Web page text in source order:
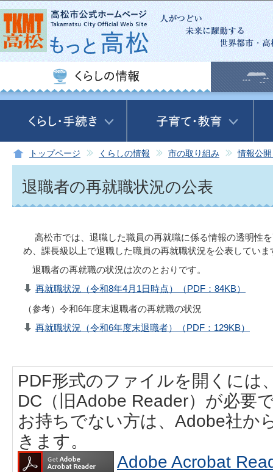
この
トップページ くらしの情報 市の取り組み 情報公
退職者の再就職状況の公表
高松市では、退職した職員の再就職に係る情報の透明性
め、課長級以上で退職した職員の再就職状況を公表していま
退職者の再就職の状況は次のとおりです。
再就職状況（令和8年4月1日時点）（PDF：84KB）
（参考）令和6年度末退職者の再就職の状況
再就職状況（令和6年度末退職者）（PDF：129KB）
PDF形式のファイルを開くには
DC（旧Adobe Reader）が必要
お持ちでない方は、Adobe社か
きます。
Adobe Acrobat